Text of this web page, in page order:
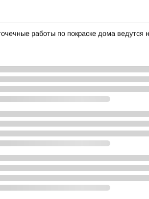
работы по покраске дома